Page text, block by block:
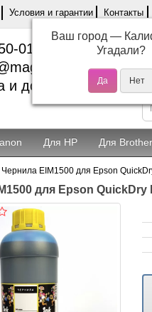
Условия и гарантии Контакты
01-37
доставка
Для HP Для Brother
Чернила EIM1500 для Epson
для Epson QuickDry
Ваш город —
Угадали?